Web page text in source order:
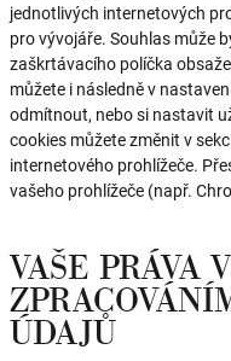
jednotlivých internetových
pro vývojáře. Souhlas může
zaškrtávacího políčka
můžete i následně v
odmítnout, nebo si nastavit
cookies můžete změnit v
internetového prohlížeče.
vašeho prohlížeče (např.
VAŠE PRÁVA
ÚDAJŮ